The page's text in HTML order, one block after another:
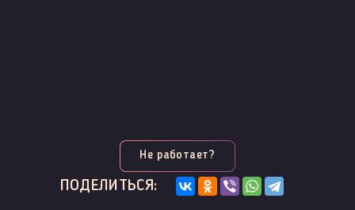
Не работает?
ПОДЕЛИТЬСЯ: